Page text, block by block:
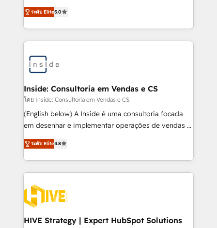
design predictable, scalable revenue-driving
strategies. With offices in South Africa and London,
we take a RevOps-led approach that aligns sales,
marketing & service, breaks down silos, and gives
confidence. We deliver end to end strategy and
implementation, aligning people, processes, data
and technology around a single source of truth to
support sustainable growth and better decision-
making. Working with clients locally and globally, our
expertise includes HubSpot onboarding and CRM
experience strategy, web development, integrations,
and data-driven campaigns. Winners of the first
the community - we are so glad to work with you."
Connect with us to see how we can do better and be
ระดับ Elite5.0
Inside: Consultoria em Vendas e CS
โดย Inside: Consultoria em Vendas e CS
(English below) A Inside é uma consultoria focada
em desenhar e implementar operações de vendas e
CS no HubSpot. Equilibramos profundidade técnica
com prática de execução mão na massa. Nosso
diferencial é implementar as ferramentas do
ecossistema HubSpot com foco em resultados,
especialmente novas vendas e expansão de receita.
Atendemos principalmente empresas de tecnologia
e de qualquer outro segmento, oferecendo soluções
personalizadas que seguem as melhores práticas de
ระดับ Elite4.8
HIVE Strategy | Expert HubSpot Solutions